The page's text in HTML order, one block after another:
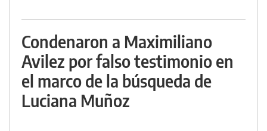
Condenaron a Maximiliano
Avilez por falso testimonio en
el marco de la búsqueda de
Luciana Muñoz